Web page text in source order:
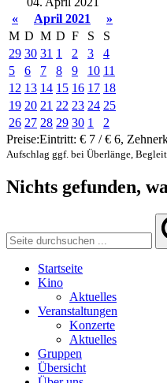
«
April 2021
»
M D M D F S
S
29 30 31 1 2 3
4
5
6 7 8 9 10 11
12 13 14 15 16 17 18
19 20 21 22 23 24 25
26 27 28 29 30 1
2
Preise:Eintritt: € 7 / € 6,
Aufschlag ggf. bei Überlänge,
Nichts gefunden,
Startseite
Kino
Aktuelles
Veranstaltungen
Konzerte
Aktuelles
Gruppen
Übersicht